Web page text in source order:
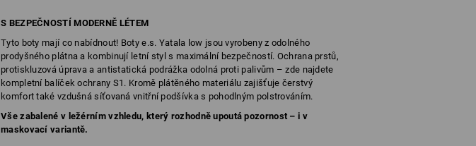
S BEZPEČNOSTÍ MODERNĚ LÉTEM
Tyto boty mají co nabídnout! Boty e.s. Yatala low jsou vyrobeny z odolného
prodyšného plátna a kombinují letní styl s maximální bezpečností. Ochrana prstů,
protiskluzová úprava a antistatická podrážka odolná proti palivům – zde najdete
kompletní balíček ochrany S1. Kromě plátěného materiálu zajišťuje čerstvý
komfort také vzdušná síťovaná vnitřní podšívka s pohodlným polstrováním.
Vše zabalené v ležérním vzhledu, který rozhodně upoutá pozornost – i v
maskovací variantě.